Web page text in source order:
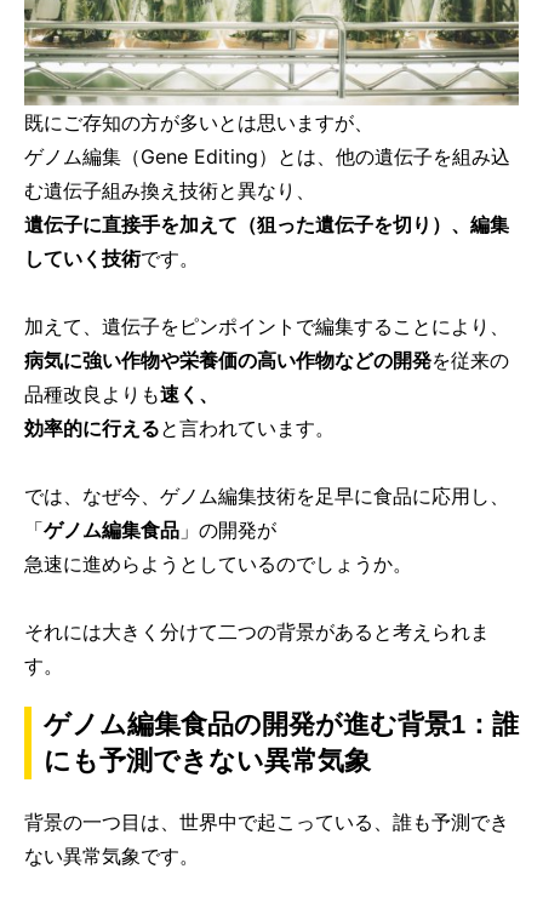
既にご存知の方が多いとは思いますが、
ゲノム編集（Gene Editing）とは、他の遺伝子を組み込
む遺伝子組み換え技術と異なり、
遺伝子に直接手を加えて（狙った遺伝子を切り）、編集
していく技術です。
加えて、遺伝子をピンポイントで編集することにより、
病気に強い作物や栄養価の高い作物などの開発を従来の
品種改良よりも速く、
効率的に行えると言われています。
では、なぜ今、ゲノム編集技術を足早に食品に応用し、
「ゲノム編集食品 」の開発が
急速に進めらようとしているのでしょうか。
それには大きく分けて二つの背景があると考えられま
す。
ゲノム編集食品の開発が進む背景1：誰
にも予測できない異常気象
背景の一つ目は、世界中で起こっている、誰も予測でき
ない異常気象です。